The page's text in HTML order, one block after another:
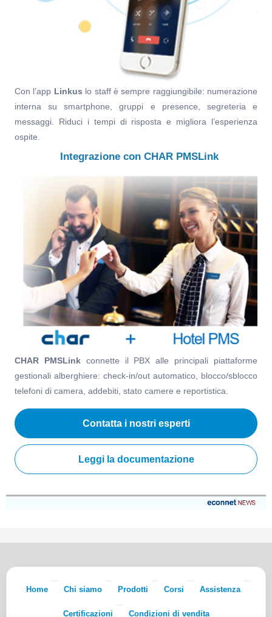
Con l’app Linkus lo staff è sempre raggiungibile: numerazione
interna su smartphone, gruppi e presence, segreteria e
messaggi. Riduci i tempi di risposta e migliora l’esperienza
ospite.
Integrazione con CHAR PMSLink
CHAR PMSLinkconnette il PBX alle principali piattaforme
gestionali alberghiere: check-in/out automatico, blocco/sblocco
telefoni di camera, addebiti, stato camere e reportistica.
Contatta i nostri esperti
Leggi la documentazione
Home Chi siamo Prodotti Corsi Assistenza
Certificazioni Condizioni di vendita